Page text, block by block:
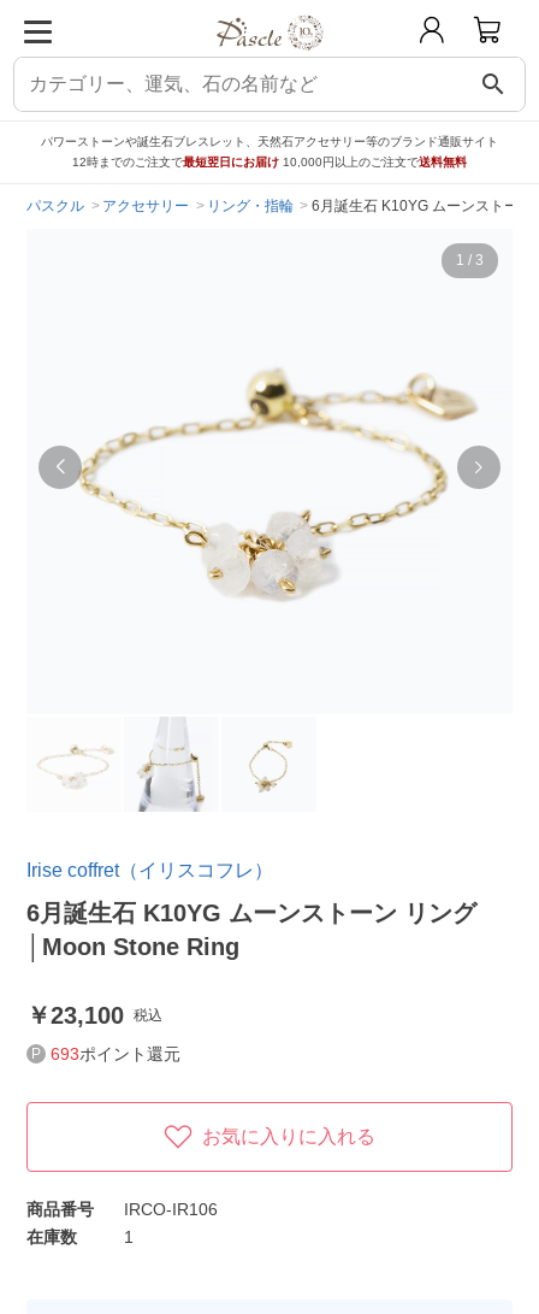
search
パワーストーンや誕生石ブレスレット、天然石アクセサリー等のブランド通販サイト
12時までのご注文で最短翌日にお届け 10,000円以上のご注文で送料無料
パスクル アクセサリー リング・指輪 6月誕生石 K10YG ムーンストー
1 / 3
Irise coffret（イリスコフレ）
6月誕生石 K10YG ムーンストーン リング
│Moon Stone Ring
23,100 税込
693ポイント還元
お気に入りに入れる
商品番号
IRCO-IR106
在庫数
1